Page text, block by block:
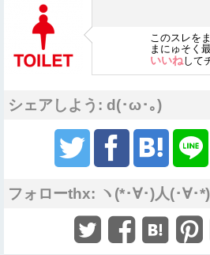
このスレを
まにゅそく
いいねして
シェアしよう: d(･ω･｡)
フォローthx: ヽ(*･∀･)人(･∀･